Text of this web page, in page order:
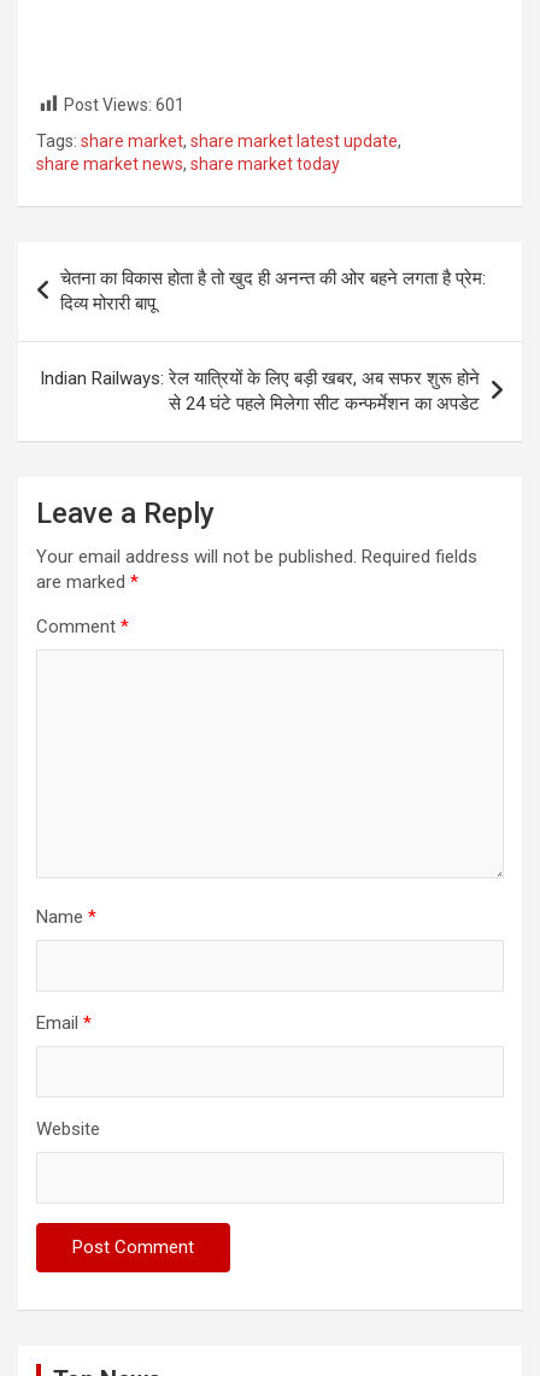
Post Views: 601
Tags: share market, share market latest update,
share market news, share market today
Post
navigation
चेतना का विकास होता है तो खुद ही अनन्त की ओर बहने लगता है प्रेम:
दिव्‍य मोरारी बापू
Indian Railways: रेल यात्रियों के लिए बड़ी खबर, अब सफर शुरू होने
से 24 घंटे पहले मिलेगा सीट कन्फर्मेशन का अपडेट
Leave a Reply
Your email address will not be published. Required fields
are marked *
Comment *
Name *
Email *
Website